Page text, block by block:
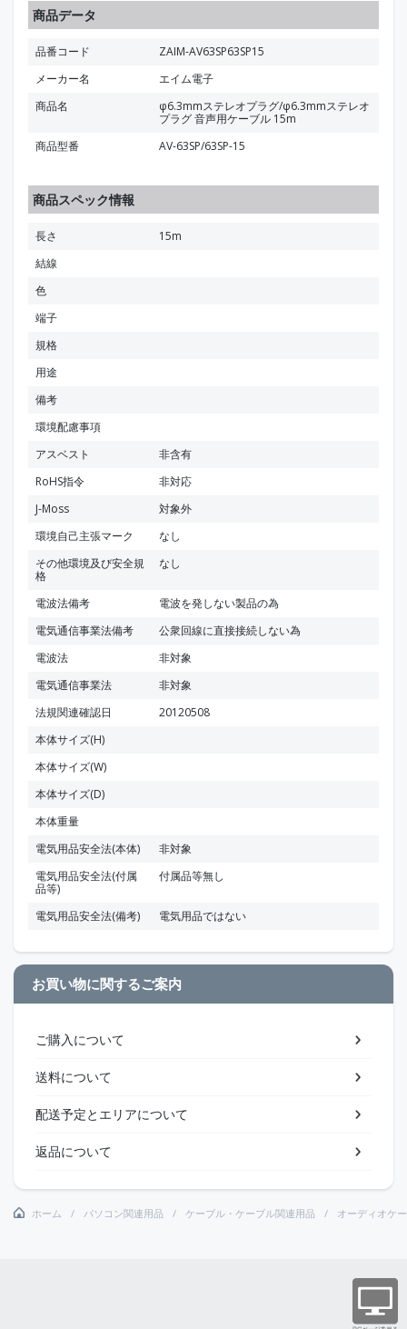
商品データ
品番コード
ZAIM-AV63SP63SP15
メーカー名
エイム電子
商品名
φ6.3mmステレオプラグ/φ6.3mmステレオ
プラグ 音声用ケーブル 15m
商品型番
AV-63SP/63SP-15
商品スペック情報
長さ
15m
結線
色
端子
規格
用途
備考
環境配慮事項
アスベスト
非含有
RoHS指令
非対応
J-Moss
対象外
環境自己主張マーク
なし
その他環境及び安全規
格
なし
電波法備考
電波を発しない製品の為
電気通信事業法備考
公衆回線に直接接続しない為
電波法
非対象
電気通信事業法
非対象
法規関連確認日
20120508
本体サイズ(H)
本体サイズ(W)
本体サイズ(D)
本体重量
電気用品安全法(本体)
非対象
電気用品安全法(付属
品等)
付属品等無し
電気用品安全法(備考) 電気用品ではない
お買い物に関するご案内
ご購入について
送料について
配送予定とエリアについて
返品について
ホーム パソコン関連用品 ケーブル・ケーブル関連用品 オーディオケ